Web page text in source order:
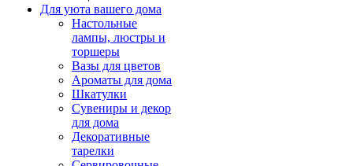
Для уюта вашего дома
Настольные
лампы, люстры и
торшеры
Вазы для цветов
Ароматы для дома
Шкатулки
Сувениры и декор
для дома
Декоративные
тарелки